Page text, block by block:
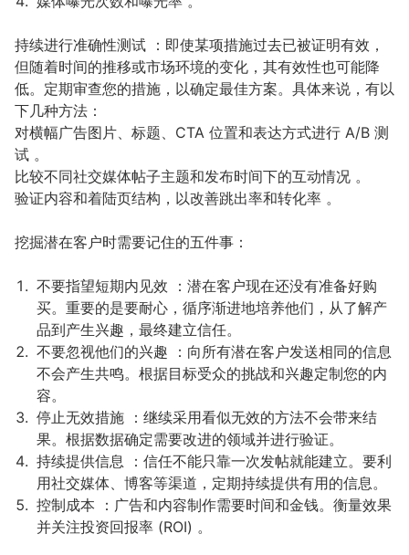
持续进行准确性测试 ：即使某项措施过去已被证明有效，
但随着时间的推移或市场环境的变化，其有效性也可能降
低。定期审查您的措施，以确定最佳方案。具体来说，有以
下几种方法：
对横幅广告图片、标题、CTA 位置和表达方式进行 A/B 测
试 。
比较不同社交媒体帖子主题和发布时间下的互动情况 。
验证内容和着陆页结构，以改善跳出率和转化率 。
挖掘潜在客户时需要记住的五件事：
不要指望短期内见效 ：潜在客户现在还没有准备好购
买。重要的是要耐心，循序渐进地培养他们，从了解产
品到产生兴趣，最终建立信任。
不要忽视他们的兴趣 ：向所有潜在客户发送相同的信息
不会产生共鸣。根据目标受众的挑战和兴趣定制您的内
容。
停止无效措施 ：继续采用看似无效的方法不会带来结
果。根据数据确定需要改进的领域并进行验证。
持续提供信息 ：信任不能只靠一次发帖就能建立。要利
用社交媒体、博客等渠道，定期持续提供有用的信息。
控制成本 ：广告和内容制作需要时间和金钱。衡量效果
并关注投资回报率 (ROI) 。